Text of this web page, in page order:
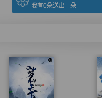
我有0朵送出一朵